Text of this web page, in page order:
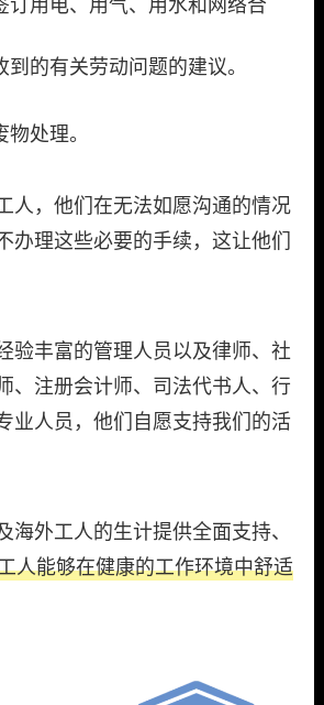
订用电、用气、用水和网络合
的有关劳动问题的建议。
处理。
人，他们在无法如愿沟通的情况
办理这些必要的手续，这让他们
验丰富的管理人员以及律师、社
、注册会计师、司法代书人、行
业人员，他们自愿支持我们的活
海外工人的生计提供全面支持、
人能够在健康的工作环境中舒适